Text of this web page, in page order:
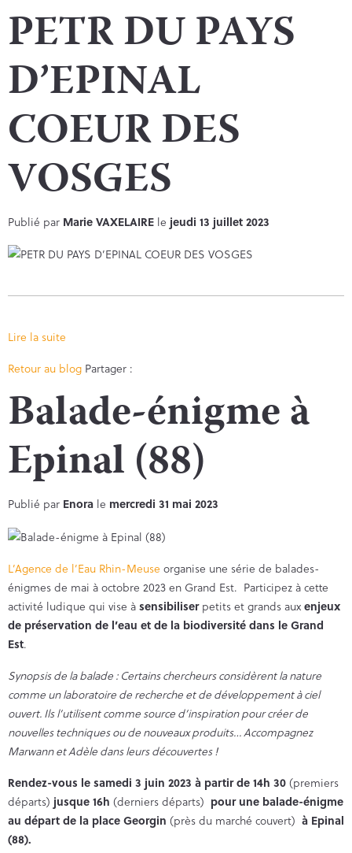
PETR DU PAYS
D’EPINAL
COEUR DES
VOSGES
Publié par Marie VAXELAIRE le jeudi 13 juillet 2023
Lire la suite
Retour au blog Partager :
Balade-énigme à
Epinal (88)
Publié par Enora le mercredi 31 mai 2023
L’Agence de l’Eau Rhin-Meuse organise une série de balades-
énigmes de mai à octobre 2023 en Grand Est. Participez à cette
activité ludique qui vise àsensibiliserpetits et grands auxenjeux
de préservation de l’eau et de la biodiversité dans le Grand
Est.
Synopsis de la balade : Certains chercheurs considèrent la nature
comme un laboratoire de recherche et de développement à ciel
ouvert. Ils l’utilisent comme source d’inspiration pour créer de
nouvelles techniques ou de nouveaux produits… Accompagnez
Marwann et Adèle dans leurs découvertes !
Rendez-vous le samedi 3 juin 2023 à partir de 14h 30(premiers
départs) jusque 16h (derniers départs) pour une balade-énigme
au départ de la place Georgin (près du marché couvert) à Epinal
(88).